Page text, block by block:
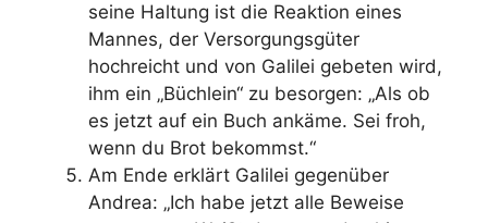
seine Haltung ist die Reaktion eines
Mannes, der Versorgungsgüter
hochreicht und von Galilei gebeten wird,
ihm ein „Büchlein“ zu besorgen: „Als ob
es jetzt auf ein Buch ankäme. Sei froh,
wenn du Brot bekommst.“
Am Ende erklärt Galilei gegenüber
Andrea: „Ich habe jetzt alle Beweise